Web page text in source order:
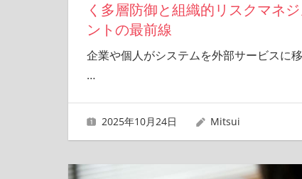
く多層防御と組織的リスクマネジ
ントの最前線
企業や個人がシステムを外部サービスに
…
2025年10月24日 Mitsui